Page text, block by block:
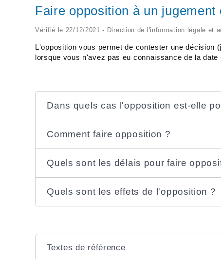
Faire opposition à un jugement
Vérifié le 22/12/2021 - Direction de l'information légale et
L'opposition vous permet de contester une décision
lorsque vous n'avez pas eu connaissance de la
Dans quels cas l'opposition est-elle
Comment faire opposition ?
Quels sont les délais pour faire
Quels sont les effets de l'opposition ?
Textes de référence